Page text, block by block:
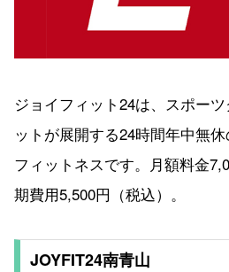
ジョイフィット24は、スポー
ットが展開する24時間年中無
フィットネスです。月額料金
期費用5,500円（税込）。
JOYFIT24南青山